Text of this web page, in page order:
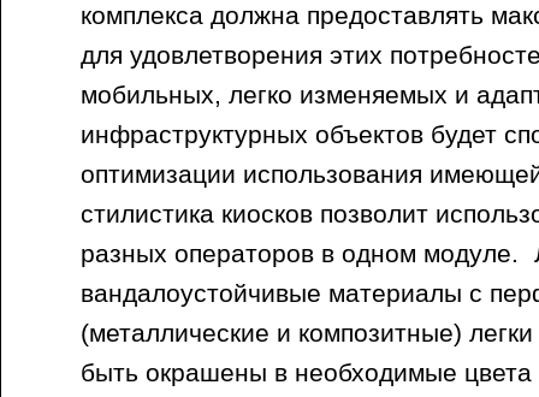
комплекса должна предоставлять
для удовлетворения этих
мобильных, легко изменяемых и
инфраструктурных объектов будет
оптимизации использования
стилистика киосков позволит
разных операторов в одном модуле.
вандалоустойчивые материалы с
(металлические и композитные)
быть окрашены в необходимые